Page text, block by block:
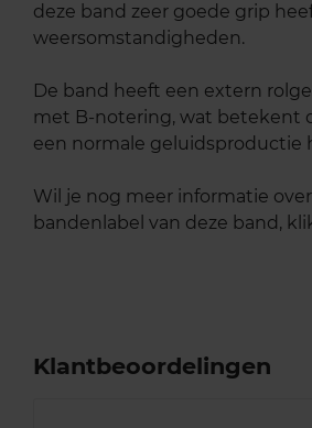
deze band zeer goede grip
weersomstandigheden.
De band heeft een extern
met B-notering, wat betekent
een normale geluidsproductie
Wil je nog meer informatie
bandenlabel van deze band,
Klantbeoordelingen